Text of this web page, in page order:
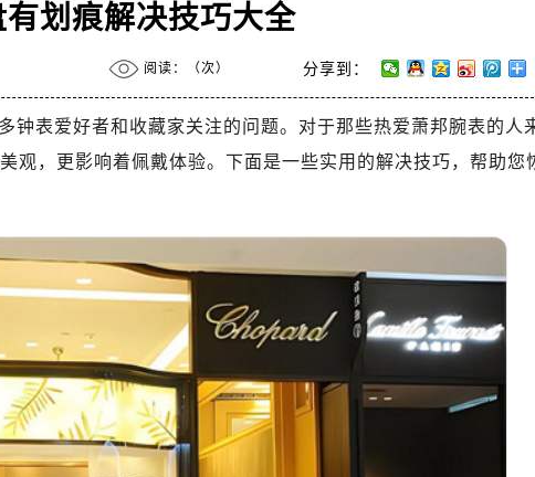
商务中心东塔（华润万象城）17层1706室（需提前预约）
士广场办公楼20层2009室（需提前预约）
万达广场4号楼22楼2209室（需提前预约）
际中心写字楼8层805室（需提前预约）
中心写字楼（万象城）15层1508室（需提前预约）
国际中心A塔7层704室（需提前预约）
界贸易中心大厦南塔15层1507室（需提前预约）
大厦17层1701室（需提前预约）
大厦（华贸天地）1座30层30-05室（需提前预约）
华润大厦B座11层1104室（需提前预约）
广场2号楼5层509室（需提前预约）
中心24层2406B室（需提前预约）
划痕解决技巧大全
阅读：（次） 分享到：
钟表爱好者和收藏家关注的问题。对于那些热爱萧邦腕表的人
观，更影响着佩戴体验。下面是一些实用的解决技巧，帮助您